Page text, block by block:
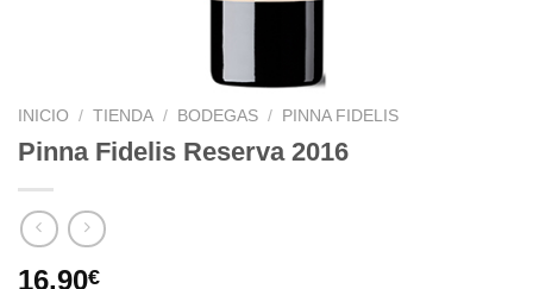
INICIO / TIENDA / BODEGAS / PINNA FIDELIS
Pinna Fidelis Reserva 2016
16,90€